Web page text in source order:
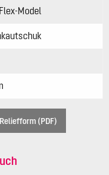
Model
(PDF)